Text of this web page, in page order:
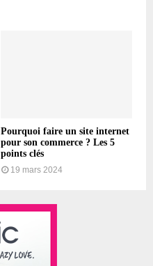
Pourquoi faire un site internet
pour son commerce ? Les 5
points clés
19 mars 2024